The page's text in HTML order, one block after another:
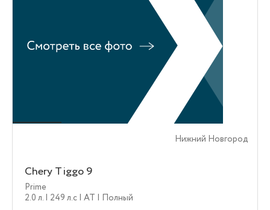
Нижний Новгород
Chery Tiggo 9
Prime
2.0 л. | 249 л.c | AT | Полный